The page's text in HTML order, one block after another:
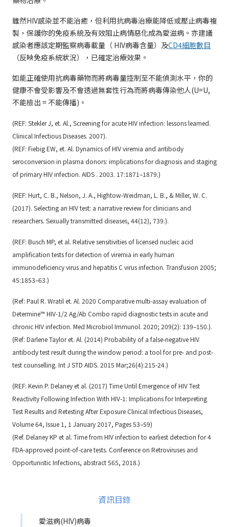
雖然HIV感染並不能治癒，但利用抗病毒治療能降低或壓止病毒複
製，保護你的免疫系統及有效阻止病情惡化成為愛滋病。亦建議
感染者應該定期監察病毒載量（ HIV病毒含量）及CD4細胞數目
（反映免疫系統狀況），已確定治療效果。
如能正確使用抗病毒藥物而將病毒量控制至不能偵測水平，你的
健康不會受影響及不會透過無套性行為而將病毒傳染他人(U=U,
不能檢出 = 不能傳播)。
(REF: Stekler J, et. Al., Screening for acute HIV infection: lessons learned.
Clinical Infectious Diseases. 2007).
(REF: Fiebig EW, et. Al. Dynamics of HIV viremia and antibody
seroconversion in plasma donors: implications for diagnosis and staging
of primary HIV infection. AIDS . 2003. 17:1871–1879.)
(REF: Hurt, C. B., Nelson, J. A., Hightow-Weidman, L. B., & Miller, W. C.
(2017). Selecting an HIV test: a narrative review for clinicians and
researchers. Sexually transmitted diseases, 44(12), 739.).
(REF: Busch MP, et al. Relative sensitivities of licensed nucleic acid
amplification tests for detection of viremia in early human
immunodeficiency virus and hepatitis C virus infection. Transfusion 2005;
45:1853–63.)
(Ref: Paul R. Wratil et. Al. 2020 Comparative multi-assay evaluation of
Determine™ HIV-1/2 Ag/Ab Combo rapid diagnostic tests in acute and
chronic HIV infection. Med Microbiol Immunol. 2020; 209(2): 139–150.).
(Ref: Darlene Taylor et. Al. (2014) Probability of a false-negative HIV
antibody test result during the window period: a tool for pre- and post-
test counselling. Int J STD AIDS. 2015 Mar;26(4):215-24.)
(REF: Kevin P. Delaney et al. (2017) Time Until Emergence of HIV Test
Reactivity Following Infection With HIV-1: Implications for Interpreting
Test Results and Retesting After Exposure Clinical Infectious Diseases,
Volume 64, Issue 1, 1 January 2017, Pages 53–59)
(Ref. Delaney KP et al. Time from HIV infection to earliest detection for 4
FDA-approved point-of-care tests. Conference on Retroviruses and
Opportunistic Infections, abstract 565, 2018.)
資訊目錄
愛滋病(HIV)病毒